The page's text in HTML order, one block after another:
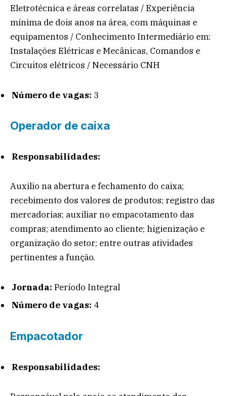
Eletrotécnica e áreas correlatas / Experiência
mínima de dois anos na área, com máquinas e
equipamentos / Conhecimento Intermediário em:
Instalações Elétricas e Mecânicas, Comandos e
Circuitos elétricos / Necessário CNH
Número de vagas: 3
Operador de caixa
Responsabilidades:
Auxilio na abertura e fechamento do caixa;
recebimento dos valores de produtos; registro das
mercadorias; auxiliar no empacotamento das
compras; atendimento ao cliente; higienização e
organização do setor; entre outras atividades
pertinentes a função.
Jornada: Período Integral
Número de vagas: 4
Empacotador
Responsabilidades: